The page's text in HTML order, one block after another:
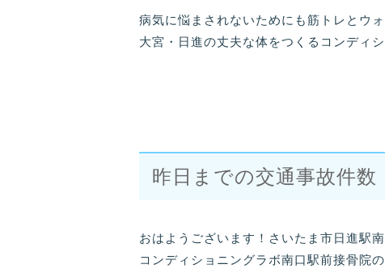
病気に悩まされないためにも筋トレとウ
大宮・日進の丈夫な体をつくるコンディ
昨日までの交通事故件数
おはようございます！さいたま市日進駅
コンディショニングラボ南口駅前接骨院の